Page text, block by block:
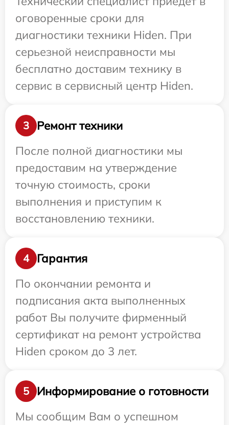
оговоренные сроки для
диагностики техники Hiden. При
серьезной неисправности мы
бесплатно доставим технику в
сервис в сервисный центр Hiden.
3
Ремонт техники
После полной диагностики мы
предоставим на утверждение
точную стоимость, сроки
выполнения и приступим к
восстановлению техники.
4
Гарантия
По окончании ремонта и
подписания акта выполненных
работ Вы получите фирменный
сертификат на ремонт устройства
Hiden сроком до 3 лет.
5
Информирование о готовности
Мы сообщим Вам о успешном